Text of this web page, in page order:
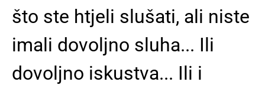
što ste htjeli slušati, ali niste
imali dovoljno sluha... Ili
dovoljno iskustva... Ili i